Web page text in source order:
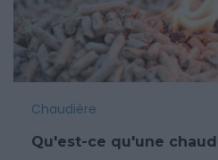
Chaudière
Qu'est-ce qu'une